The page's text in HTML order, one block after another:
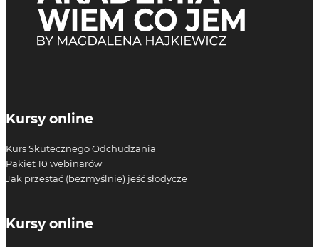
Kursy online
Kurs Skutecznego Odchudzania
Pakiet 10 webinarów
Jak przestać (bezmyślnie) jeść słodycze
Kursy online